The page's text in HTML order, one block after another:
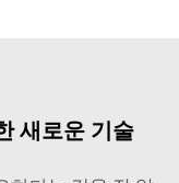
새로운 기술